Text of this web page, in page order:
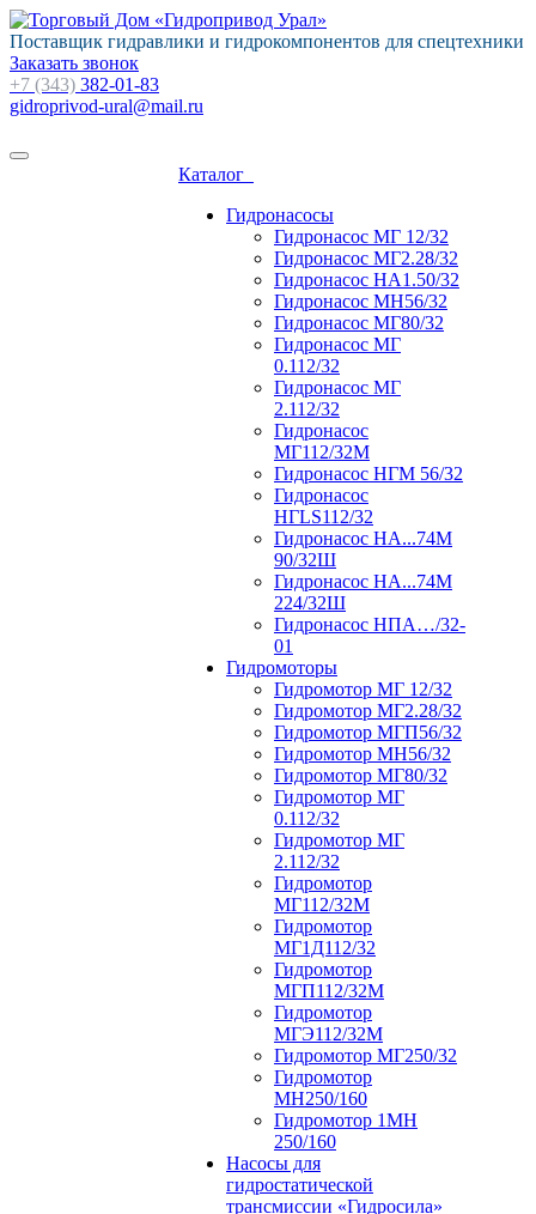
Поставщик гидравлики и гидрокомпонентов для спецтехники
Заказать звонок
+7 (343) 382-01-83
gidroprivod-ural@mail.ru
Каталог
Гидронасосы
Гидронасос МГ 12/32
Гидронасос МГ2.28/32
Гидронасос НА1.50/32
Гидронасос МН56/32
Гидронасос МГ80/32
Гидронасос МГ
0.112/32
Гидронасос МГ
2.112/32
Гидронасос
МГ112/32М
Гидронасос НГМ 56/32
Гидронасос
НГLS112/32
Гидронасос НА...74М
90/32Ш
Гидронасос НА...74М
224/32Ш
Гидронасос НПА…/32-
01
Гидромоторы
Гидромотор МГ 12/32
Гидромотор МГ2.28/32
Гидромотор МГП56/32
Гидромотор МН56/32
Гидромотор МГ80/32
Гидромотор МГ
0.112/32
Гидромотор МГ
2.112/32
Гидромотор
МГ112/32М
Гидромотор
МГ1Д112/32
Гидромотор
МГП112/32М
Гидромотор
МГЭ112/32M
Гидромотор МГ250/32
Гидромотор
МН250/160
Гидромотор 1МН
250/160
Насосы для
гидростатической
трансмиссии «Гидросила»